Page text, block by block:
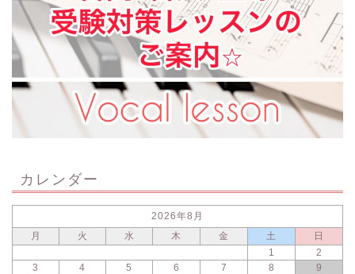
カレンダー
2026年8月
月
火 水 木 金 土
日
1
2
3
4 5 6 7 8
9